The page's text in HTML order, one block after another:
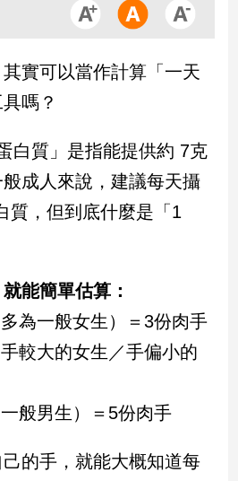
實可以當作計算「一天
嗎？
白質」是指能提供約 7克
成人來說，建議每天攝
質，但到底什麼是「1
能簡單估算：
為一般女生）＝3份肉手
較大的女生／手偏小的
般男生）＝5份肉手
的手，就能大概知道每